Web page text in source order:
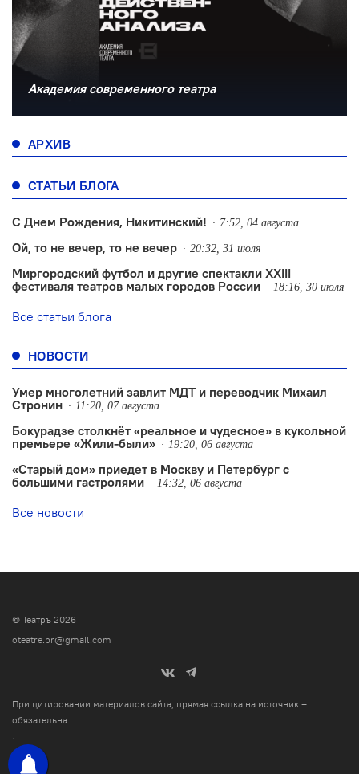
Академия современного театра
АРХИВ
СТАТЬИ БЛОГА
С Днем Рождения, Никитинский! 7:52, 04 августа
Ой, то не вечер, то не вечер 20:32, 31 июля
Миргородский футбол и другие спектакли XXIII
фестиваля театров малых городов России
18:16, 30 июля
Все статьи блога
НОВОСТИ
Умер многолетний завлит МДТ и переводчик Михаил
Стронин
11:20, 07 августа
Бокурадзе столкнëт «реальное и чудесное» в кукольной
премьере «Жили-были»
19:20, 06 августа
«Старый дом» приедет в Москву и Петербург с
большими гастролями
14:32, 06 августа
Все новости
© Театръ 2026
oteatre.pr@gmail.com
При цитировании материалов сайта, прямая ссылка на источник –
обязательна
.